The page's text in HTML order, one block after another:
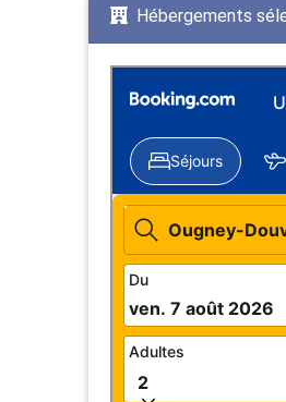
Hébergements